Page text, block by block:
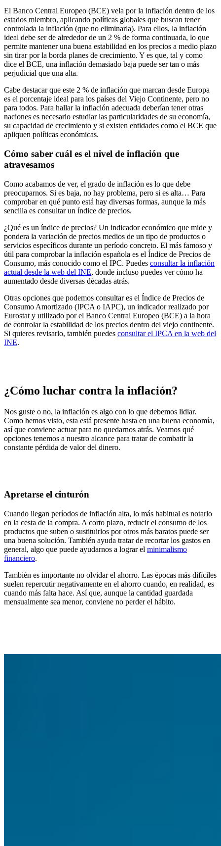
El Banco Central Europeo (BCE) vela por la inflación dentro de los
estados miembro, aplicando políticas globales que buscan tener
controlada la inflación (que no eliminarla). Para ellos, la inflación
ideal debe ser de alrededor de un 2 % de forma continuada, lo que
permite mantener una buena estabilidad en los precios a medio plazo
sin tirar por la borda planes de crecimiento. Y es que, tal y como
dice el BCE, una inflación demasiado baja puede ser tan o más
perjudicial que una alta.
Cabe destacar que este 2 % de inflación que marcan desde Europa
es el porcentaje ideal para los países del Viejo Continente, pero no
para todos. Para hallarla inflación adecuada deberían tener otras
naciones es necesario estudiarlas particularidades de su economía,
su capacidad de crecimiento y si existen entidades como el BCE que
apliquen políticas económicas.
Cómo saber cuál es el nivel de inflación que
atravesamos
Como acabamos de ver, el grado de inflación es lo que debe
preocuparnos. Si es baja, no hay problema, pero si es alta… Para
comprobar en qué punto está hay diversas formas, aunque la más
sencilla es consultar un índice de precios.
¿Qué es un índice de precios? Un indicador económico que mide y
pondera la variación de precios medios de un tipo de productos o
servicios específicos durante un período concreto. El más famoso y
útil para comprobar la inflación española es el Índice de Precios de
Consumo, más conocido como el IPC. Puedes consultar la inflación
actual desde la web del INE, donde incluso puedes ver cómo ha
aumentado desde diversas décadas atrás.
Otras opciones que podemos consultar es el Índice de Precios de
Consumo Amortizado (IPCA o IAPC), un indicador realizado por
Eurostat y utilizado por el Banco Central Europeo (BCE) a la hora
de controlar la estabilidad de los precios dentro del viejo continente.
Si quieres revisarlo, también puedes consultar el IPCA en la web del
INE.
¿Cómo luchar contra la inflación?
Nos guste o no, la inflación es algo con lo que debemos lidiar.
Como hemos visto, esta está presente hasta en una buena economía,
así que conviene actuar para no quedarnos atrás. Veamos qué
opciones tenemos a nuestro alcance para tratar de combatir la
constante pérdida de valor del dinero.
Apretarse el cinturón
Cuando llegan períodos de inflación alta, lo más habitual es notarlo
en la cesta de la compra. A corto plazo, reducir el consumo de los
productos que suben o sustituirlos por otros más baratos puede ser
una buena solución. También ayuda tratar de recortar los gastos en
general, algo que puede ayudarnos a lograr el minimalismo
financiero.
También es importante no olvidar el ahorro. Las épocas más difíciles
suelen repercutir negativamente en el ahorro cuando, en realidad, es
cuando más falta hace. Así que, aunque la cantidad guardada
mensualmente sea menor, conviene no perder el hábito.